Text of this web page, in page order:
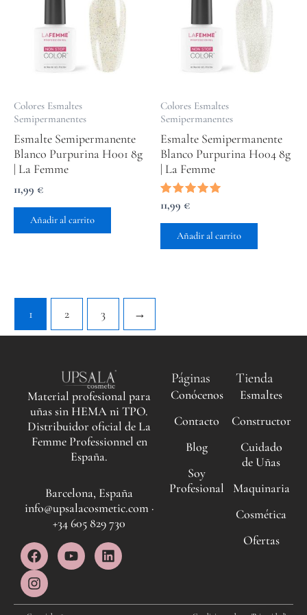
Colores Esmaltes
Semipermanentes
Esmalte Semipermanente
Blanco Purpurina H001 8g
| La Femme
11,99 €
Añadir al carrito
Colores Esmaltes
Semipermanentes
Esmalte Semipermanente
Blanco Purpurina H004 8g
| La Femme
Valorado
con
5.00
de 5
11,99 €
Añadir al carrito
1 2 3 →
Material profesional para
uñas sin HEMA ni TPO.
Distribuidor oficial de La
Femme Professionnel en
España.
Barcelona, España
info@upsalacosmetic.com ·
+34 605 829 730
F
a
c
e
b
Y
o
u
L
i
e
I
n
s
t
a
Páginas
Conócenos
Contacto
Blog
Soy
Profesional
Tienda
Esmaltes
Constructor
Cuidado
de Uñas
Maquinaria
Cosmética
Ofertas